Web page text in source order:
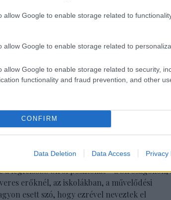
allow Google to enable storage related to
allow Google to enable storage related to
allow Google to enable storage related to security,
functionality and fraud prevention, and other
CONFIRM
Data Deletion Data Access Privacy
Államok, Nagy-Britannia, Franciaország
végrehajtott népirtásaihoz.
tehát Egyiptom, továbbá Szaúd-Arábia
Libanonon, Szírián át az Irak nyugati
foglaló
Nagy-Izrael – lásd: Nagy-
1948 óta zajló, a Washingtonhoz
az ottani xenofób, fehér keresztény
kíméletlenebb hódítást, de legalábbis a teljes
Aviv általi, bármi áron való sakkban tartását
be, ha pedig szórványosan igen, akkor
részeként micsoda tisztogatást hajtott
a legfelsőbb bírói posztokat – a bíróságokon,
erőknél, az iskolákban, a művelődési
esett szó, hogy ezrével neveztek el